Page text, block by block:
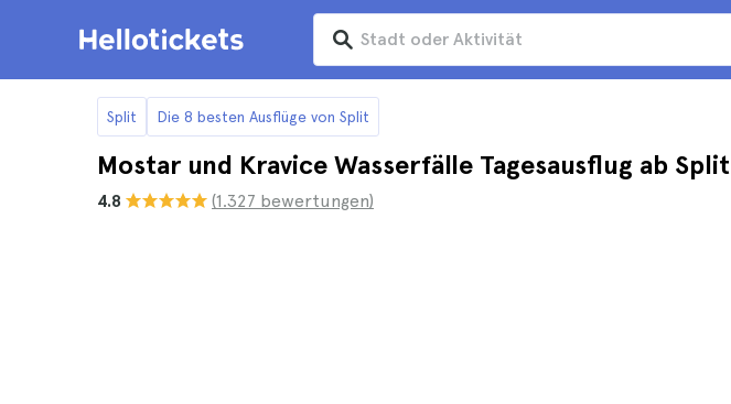
Split Die 8 besten Ausflüge von Split
Mostar und Kravice Wasserfälle Tagesausflug ab Split
4.8 (1.327 bewertungen)